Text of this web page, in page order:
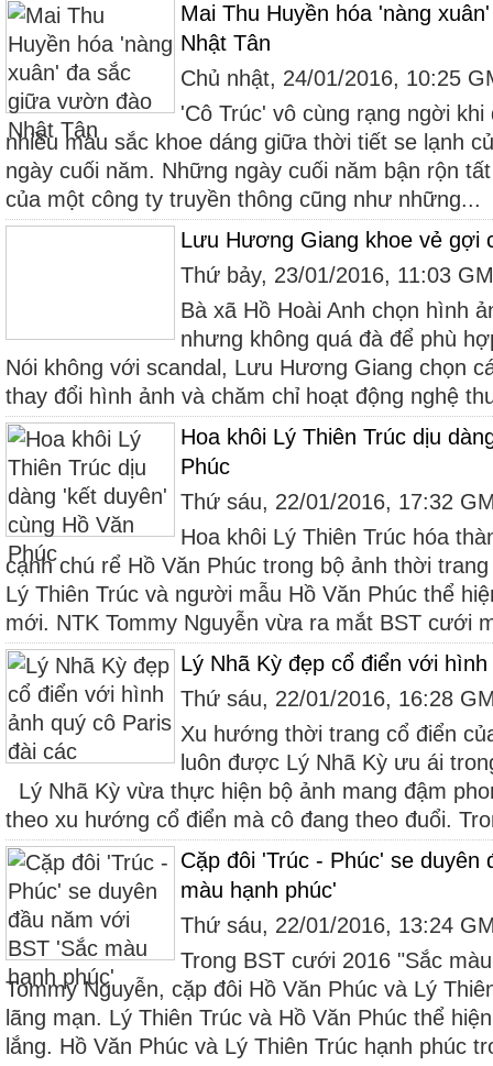
Mai Thu Huyền hóa 'nàng
Nhật Tân
Chủ nhật, 24/01/2016, 10:25
'Cô Trúc' vô cùng rạng ngời
nhiều màu sắc khoe dáng giữa thời tiết se lạnh
ngày cuối năm. Những ngày cuối năm bận rộn
của một công ty truyền thông cũng như những...
Lưu Hương Giang khoe vẻ gợi
Thứ bảy, 23/01/2016, 11:03
Bà xã Hồ Hoài Anh chọn hình
nhưng không quá đà để phù
Nói không với scandal, Lưu Hương Giang chọn
thay đổi hình ảnh và chăm chỉ hoạt động nghệ
Hoa khôi Lý Thiên Trúc dịu
Phúc
Thứ sáu, 22/01/2016, 17:32
Hoa khôi Lý Thiên Trúc hóa
cạnh chú rể Hồ Văn Phúc trong bộ ảnh thời
Lý Thiên Trúc và người mẫu Hồ Văn Phúc thể
mới. NTK Tommy Nguyễn vừa ra mắt BST cưới
Lý Nhã Kỳ đẹp cổ điển với
Thứ sáu, 22/01/2016, 16:28
Xu hướng thời trang cổ điển
luôn được Lý Nhã Kỳ ưu ái
Lý Nhã Kỳ vừa thực hiện bộ ảnh mang đậm
theo xu hướng cổ điển mà cô đang theo đuổi.
Cặp đôi 'Trúc - Phúc' se duyên
màu hạnh phúc'
Thứ sáu, 22/01/2016, 13:24
Trong BST cưới 2016 "Sắc
Tommy Nguyễn, cặp đôi Hồ Văn Phúc và Lý
lãng mạn. Lý Thiên Trúc và Hồ Văn Phúc thể
lắng. Hồ Văn Phúc và Lý Thiên Trúc hạnh phúc